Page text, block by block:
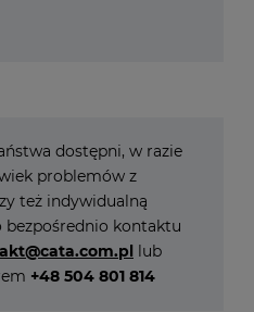
dostępni, w razie
problemów z
też indywidualną
bezpośrednio kontaktu
lub
+48 504 801 814